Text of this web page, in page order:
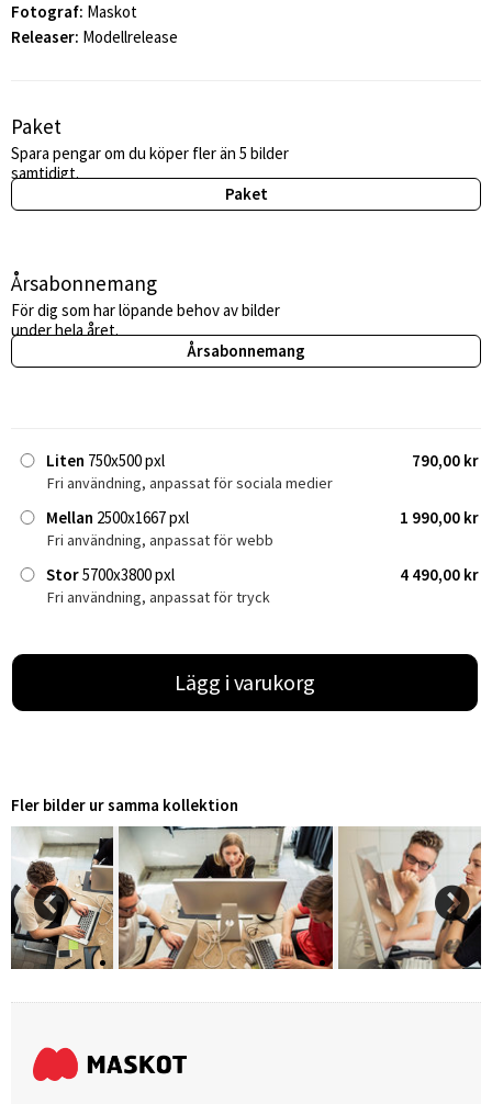
Fotograf: Maskot
Releaser: Modellrelease
Paket
Spara pengar om du köper fler än 5 bilder
samtidigt.
Paket
Årsabonnemang
För dig som har löpande behov av bilder
under hela året.
Årsabonnemang
Liten 750x500 pxl 790,00 kr
Fri användning, anpassat för sociala medier
Mellan 2500x1667 pxl 1 990,00 kr
Fri användning, anpassat för webb
Stor5700x3800 pxl 4 490,00 kr
Fri användning, anpassat för tryck
Lägg i varukorg
Fler bilder ur samma kollektion